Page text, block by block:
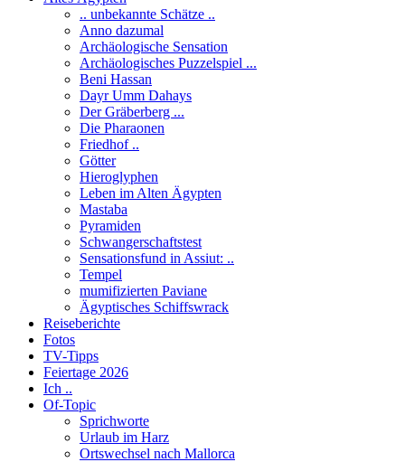
.. unbekannte Schätze ..
Anno dazumal
Archäologische Sensation
Archäologisches Puzzelspiel ...
Beni Hassan
Dayr Umm Dahays
Der Gräberberg ...
Die Pharaonen
Friedhof ..
Götter
Hieroglyphen
Leben im Alten Ägypten
Mastaba
Pyramiden
Schwangerschaftstest
Sensationsfund in Assiut: ..
Tempel
mumifizierten Paviane
Ägyptisches Schiffswrack
Reiseberichte
Fotos
TV-Tipps
Feiertage 2026
Ich ..
Of-Topic
Sprichworte
Urlaub im Harz
Ortswechsel nach Mallorca